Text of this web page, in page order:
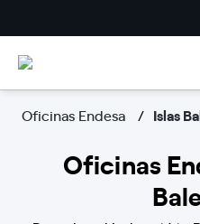
Oficinas Endesa Islas
Oficinas